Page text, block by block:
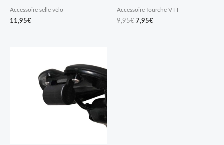
Accessoire selle vélo
11,95€
Accessoire fourche VTT
9,95€ 7,95€